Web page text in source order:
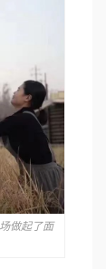
做起了面